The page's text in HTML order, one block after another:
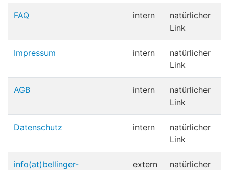
FAQ intern
natürlicher
Link
Impressum intern
natürlicher
Link
AGB intern
natürlicher
Link
Datenschutz intern
natürlicher
Link
info(at)bellinger-
extern
natürlicher